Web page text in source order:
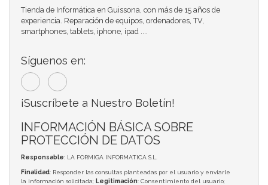
Tienda de Informática en Guissona, con más de 15 años de
experiencia. Reparación de equipos, ordenadores, TV,
smartphones, tablets, iphone, ipad ....
Síguenos en:
¡Suscríbete a Nuestro Boletín!
INFORMACIÓN BÁSICA SOBRE
PROTECCIÓN DE DATOS
Responsable: LA FORMIGA INFORMATICA S.L.
Finalidad: Responder las consultas planteadas por el usuario y enviarle
la información solicitada; Legitimación: Consentimiento del usuario;